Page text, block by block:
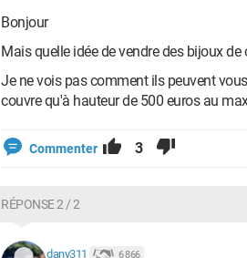
Bonjour
Mais quelle idée de vendre des bijoux
Je ne vois pas comment ils peuvent
couvre qu'à hauteur de 500 euros au
Commenter 3
RÉPONSE 2 / 2
dany311 6 866